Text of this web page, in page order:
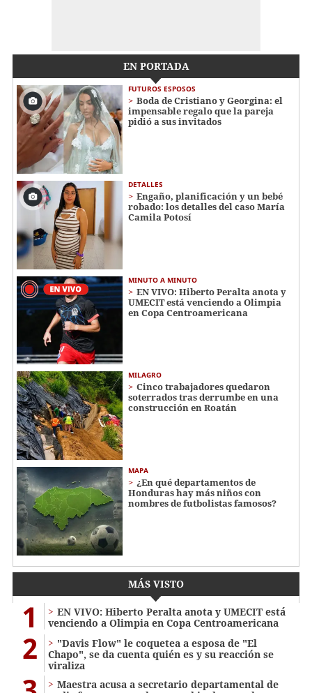
EN PORTADA
FUTUROS ESPOSOS
Boda de Cristiano y Georgina: el
impensable regalo que la pareja
pidió a sus invitados
DETALLES
Engaño, planificación y un bebé
robado: los detalles del caso María
Camila Potosí
MINUTO A MINUTO
EN VIVO: Hiberto Peralta anota y
UMECIT está venciendo a Olimpia
en Copa Centroamericana
MILAGRO
Cinco trabajadores quedaron
soterrados tras derrumbe en una
construcción en Roatán
MAPA
¿En qué departamentos de
Honduras hay más niños con
nombres de futbolistas famosos?
MÁS VISTO
1
EN VIVO: Hiberto Peralta anota y UMECIT está
venciendo a Olimpia en Copa Centroamericana
2
"Davis Flow" le coquetea a esposa de "El
Chapo", se da cuenta quién es y su reacción se
viraliza
Maestra acusa a secretario departamental de